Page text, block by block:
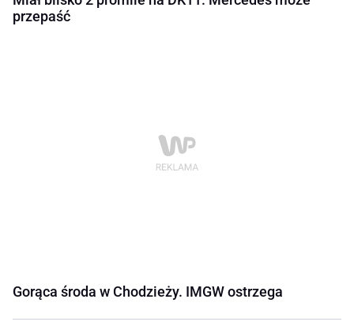
przepaść
Gorąca środa w Chodzieży. IMGW ostrzega